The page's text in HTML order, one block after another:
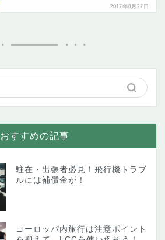
2017年8月27日
おすすめの記事
駐在・出張者必見！飛行機トラブ
ルには補償金が！
ヨーロッパ内旅行は注意ポイント